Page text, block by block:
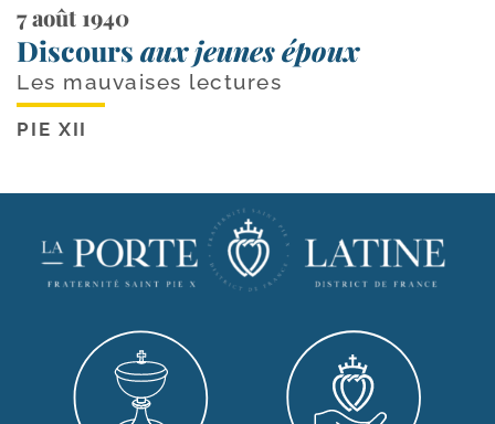
7 août 1940
Discours aux jeunes époux
Les mauvaises lectures
PIE XII